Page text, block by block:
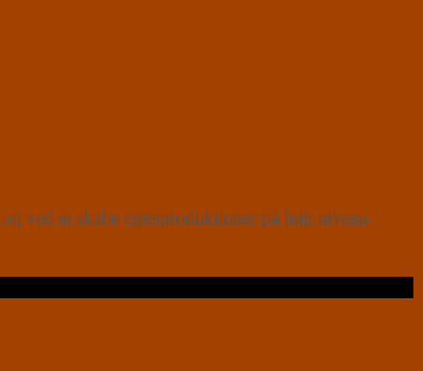
ved at skabe egenproduktioner på højt niveau